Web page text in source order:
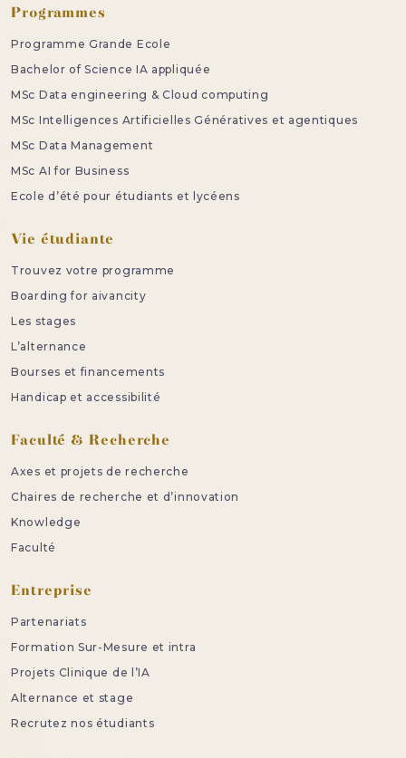
Programmes
Programme Grande Ecole
Bachelor of Science IA appliquée
MSc Data engineering & Cloud computing
MSc Intelligences Artificielles Génératives et agentiques
MSc Data Management
MSc AI for Business
Ecole d’été pour étudiants et lycéens
Vie étudiante
Trouvez votre programme
Boarding for aivancity
Les stages
L’alternance
Bourses et financements
Handicap et accessibilité
Faculté & Recherche
Axes et projets de recherche
Chaires de recherche et d’innovation
Knowledge
Faculté
Entreprise
Partenariats
Formation Sur-Mesure et intra
Projets Clinique de l’IA
Alternance et stage
Recrutez nos étudiants